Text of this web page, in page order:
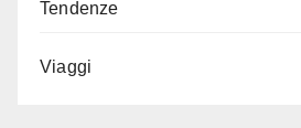
Tendenze
Viaggi